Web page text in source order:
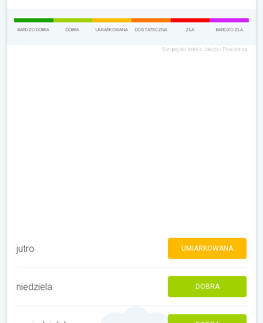
BARDZO DOBRA DOBRA UMIARKOWANA DOSTATECZNA ZŁA BARDZO ZŁA
Europejski Indeks Jakości Powietrza
jutro UMIARKOWANA
niedziela DOBRA